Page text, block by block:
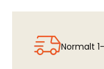
Normalt